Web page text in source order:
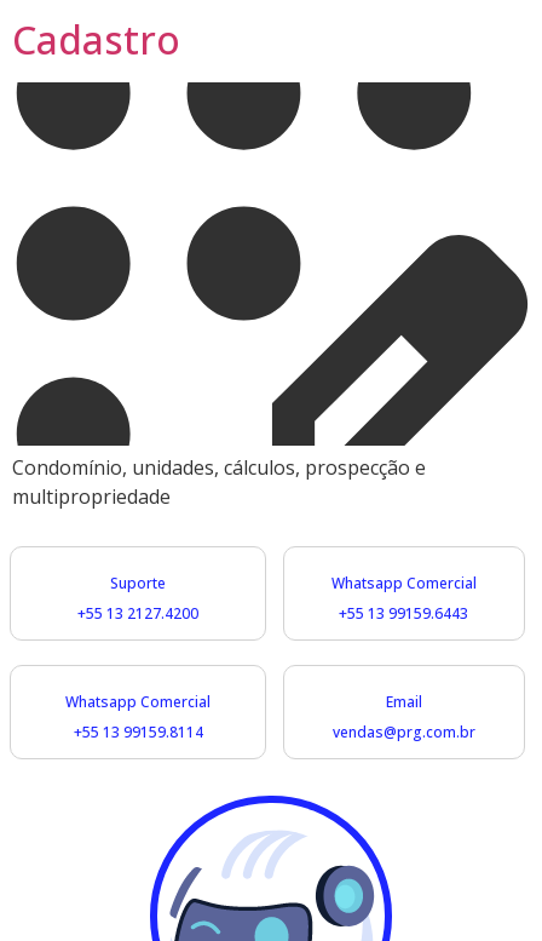
Cadastro
Condomínio, unidades, cálculos, prospecção e
multipropriedade
Suporte
+55 13 2127.4200
Whatsapp Comercial
+55 13 99159.6443​
Whatsapp Comercial
+55 13 99159.8114
Email
vendas@prg.com.br